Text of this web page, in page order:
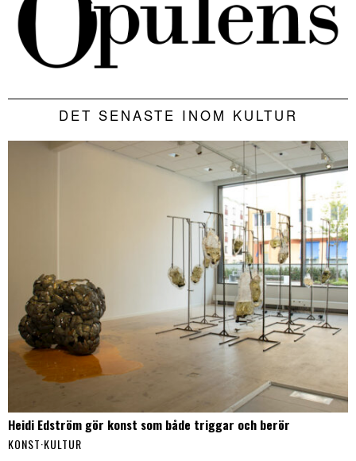
DET SENASTE INOM KULTUR
Heidi Edström gör konst som både triggar och berör
KONST·KULTUR